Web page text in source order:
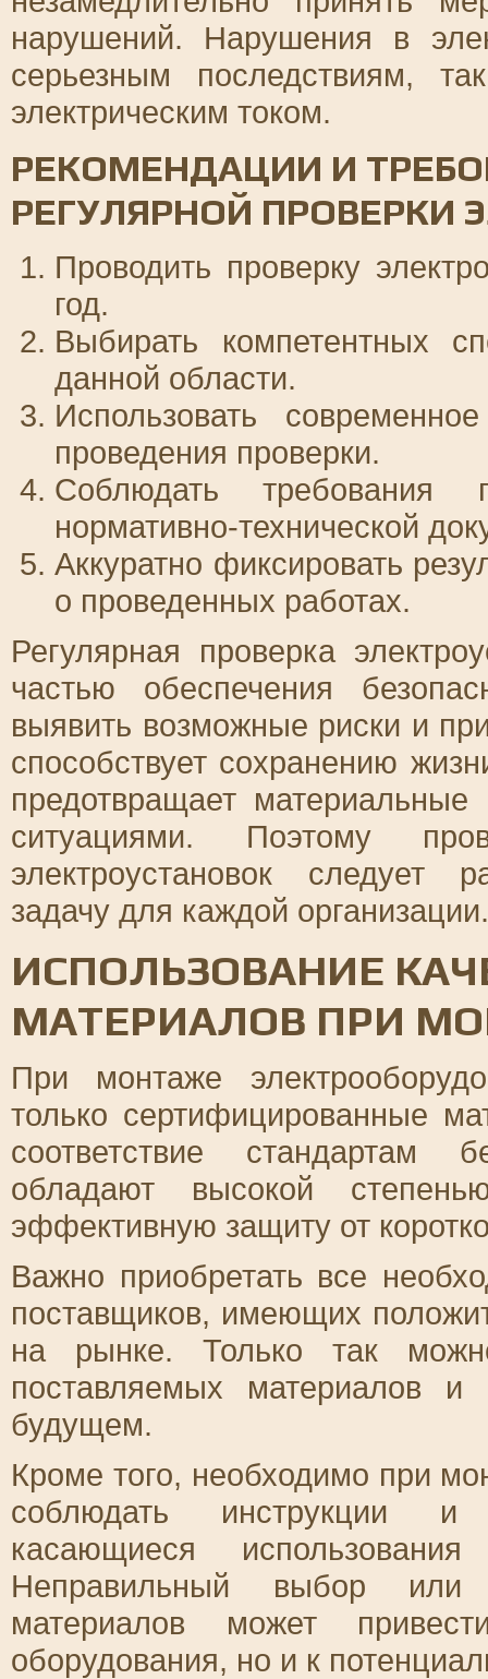
нарушений. Нарушения в
серьезным последствиям,
электрическим током.
РЕКОМЕНДАЦИИ И
РЕГУЛЯРНОЙ ПРОВЕРКИ
Проводить проверку
год.
Выбирать компетентных
данной области.
Использовать
проведения проверки.
Соблюдать требования
нормативно-технической
Аккуратно фиксировать
о проведенных работах.
Регулярная проверка
частью обеспечения
выявить возможные риски и
способствует сохранению
предотвращает
ситуациями. Поэтому
электроустановок следует
задачу для каждой организации.
ИСПОЛЬЗОВАНИЕ
МАТЕРИАЛОВ ПРИ
При монтаже
только сертифицированные
соответствие стандартам
обладают высокой
эффективную защиту от
Важно приобретать все
поставщиков, имеющих
на рынке. Только так
поставляемых материалов
будущем.
Кроме того, необходимо при
соблюдать инструкции и
касающиеся
Неправильный выбор или
материалов может
оборудования, но и к